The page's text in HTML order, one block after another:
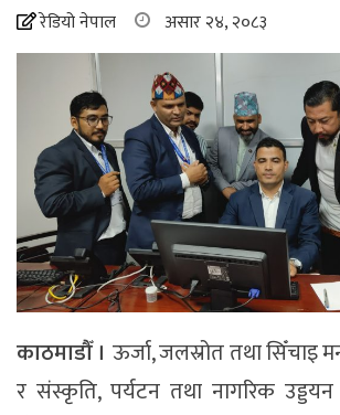
रेडियो नेपाल असार २४, २०८३
काठमाडौँ । ऊर्जा, जलस्रोत तथा सिँचाइ
र संस्कृति, पर्यटन तथा नागरिक